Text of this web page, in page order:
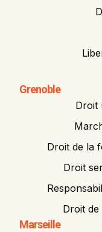
Grenoble
Droit
Droit de la
Droit
Droit
Marseille